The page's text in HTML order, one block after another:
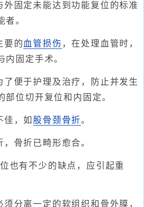
固定未能达到功能复位的标准
者。
要的血管损伤 ，在处理血管时，
内固定手术。
便于护理及治疗，防止并发生
部位切开复位和内固定。
，如 股骨颈骨折。
骨折已畸形愈合。
位也有不少的缺点，应引起重
分离一定的软组织和骨外膜，